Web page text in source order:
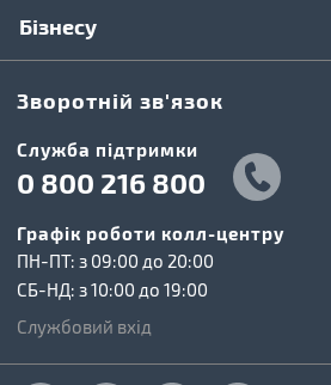
Бізнесу
Зворотній зв'язок
Cлужба підтримки
0 800 216 800
Графік роботи колл-центру
ПН-ПТ: з 09:00 до 20:00
СБ-НД: з 10:00 до 19:00
Службовий вхід